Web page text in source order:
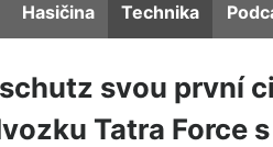
Hasičina Technika
svou první
Tatra Force